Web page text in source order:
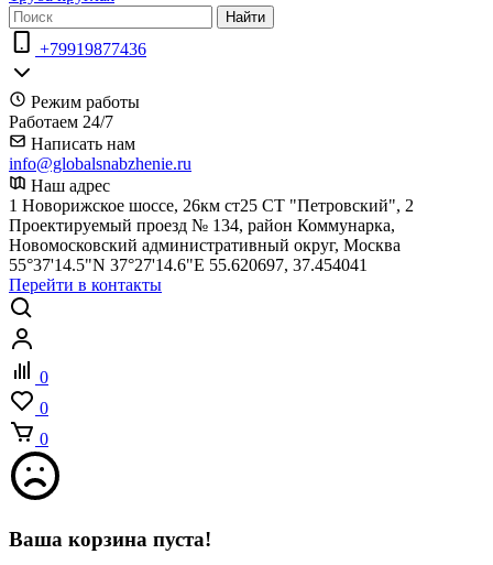
Найти
+79919877436
Режим работы
Работаем 24/7
Написать нам
info@globalsnabzhenie.ru
Наш адрес
1 Новорижское шоссе, 26км ст25 СТ "Петровский", 2
Проектируемый проезд № 134, район Коммунарка,
Новомосковский административный округ, Москва
55°37'14.5"N 37°27'14.6"E 55.620697, 37.454041
Перейти в контакты
0
0
0
Ваша корзина пуста!